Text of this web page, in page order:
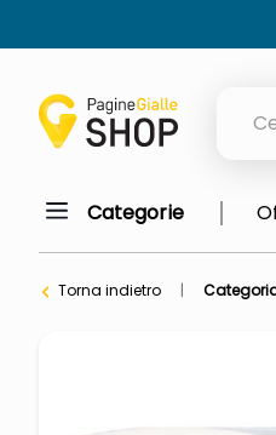
Categorie
Torna indietro